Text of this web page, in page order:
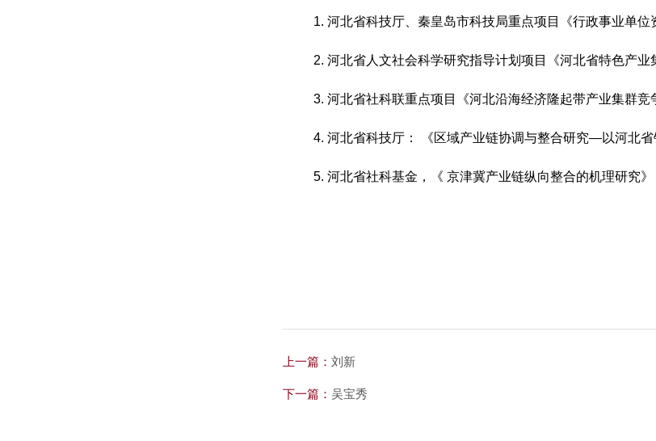
1. 河北省科技厅、秦皇岛市科技局重点项目《行政事业单
2. 河北省人文社会科学研究指导计划项目《河北省特色产业
3. 河北省社科联重点项目《河北沿海经济隆起带产业集群
4. 河北省科技厅： 《区域产业链协调与整合研究—以河北省
5. 河北省社科基金，《 京津冀产业链纵向整合的机理研究》
上一篇： 刘新
下一篇： 吴宝秀